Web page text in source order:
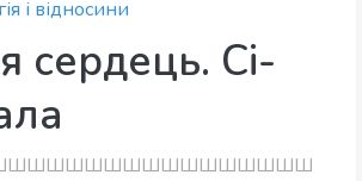
і відносини
сердець. Сі-